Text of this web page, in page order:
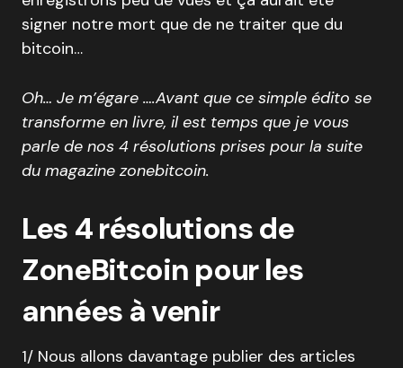
signer notre mort que de ne traiter que du
bitcoin…
Oh… Je m’égare ….Avant que ce simple édito se
transforme en livre, il est temps que je vous
parle de nos 4 résolutions prises pour la suite
du magazine zonebitcoin.
Les 4 résolutions de
ZoneBitcoin pour les
années à venir
1/ Nous allons davantage publier des articles